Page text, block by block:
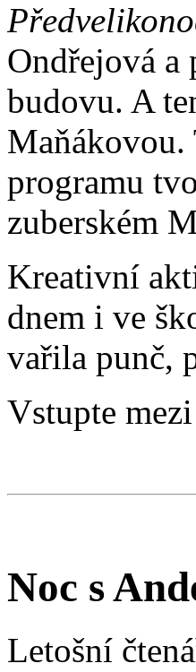
Ondřejová
budovu. A
programu
zuberském
Kreativní
dnem i ve
vařila punč,
Vstupte
Noc s
Letošní